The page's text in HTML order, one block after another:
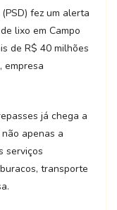
fez um alerta
lixo em Campo
de R$ 40 milhões
empresa
já chega a
apenas a
serviços
transporte